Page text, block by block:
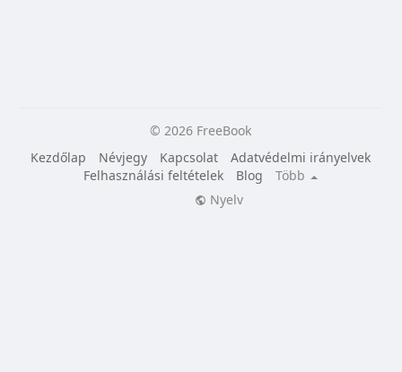
© 2026 FreeBook
Kezdőlap
Névjegy Kapcsolat
Adatvédelmi irányelvek
Felhasználási feltételek
Blog
Több
Nyelv